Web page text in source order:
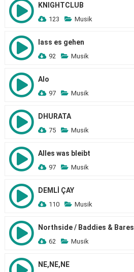
KNIGHTCLUB
123 Musik
lass es gehen
92 Musik
Alo
97 Musik
DHURATA
75 Musik
Alles was bleibt
97 Musik
DEMLİ ÇAY
110 Musik
Northside / Baddies & Bares
62 Musik
NE,NE,NE